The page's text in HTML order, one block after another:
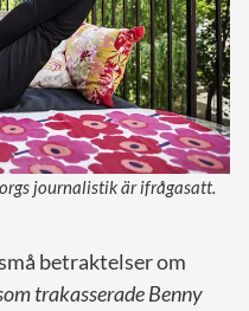
journalistik är ifrågasatt.
betraktelser om
trakasserade Benny